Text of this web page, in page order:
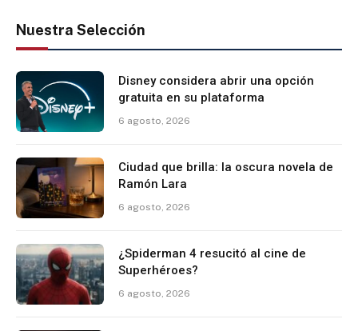
Nuestra Selección
Disney considera abrir una opción
gratuita en su plataforma
6 agosto, 2026
Ciudad que brilla: la oscura novela de
Ramón Lara
6 agosto, 2026
¿Spiderman 4 resucitó al cine de
Superhéroes?
6 agosto, 2026